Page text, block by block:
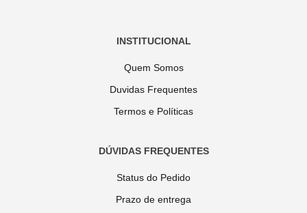
INSTITUCIONAL
Quem Somos
Duvidas Frequentes
Termos e Políticas
DÚVIDAS FREQUENTES
Status do Pedido
Prazo de entrega